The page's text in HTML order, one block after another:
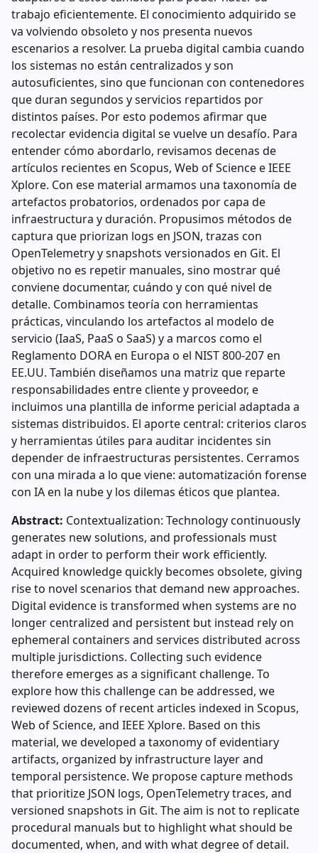
trabajo eficientemente. El conocimiento adquirido se
va volviendo obsoleto y nos presenta nuevos
escenarios a resolver. La prueba digital cambia cuando
los sistemas no están centralizados y son
autosuficientes, sino que funcionan con contenedores
que duran segundos y servicios repartidos por
distintos países. Por esto podemos afirmar que
recolectar evidencia digital se vuelve un desafío. Para
entender cómo abordarlo, revisamos decenas de
artículos recientes en Scopus, Web of Science e IEEE
Xplore. Con ese material armamos una taxonomía de
artefactos probatorios, ordenados por capa de
infraestructura y duración. Propusimos métodos de
captura que priorizan logs en JSON, trazas con
OpenTelemetry y snapshots versionados en Git. El
objetivo no es repetir manuales, sino mostrar qué
conviene documentar, cuándo y con qué nivel de
detalle. Combinamos teoría con herramientas
prácticas, vinculando los artefactos al modelo de
servicio (IaaS, PaaS o SaaS) y a marcos como el
Reglamento DORA en Europa o el NIST 800-207 en
EE.UU. También diseñamos una matriz que reparte
responsabilidades entre cliente y proveedor, e
incluimos una plantilla de informe pericial adaptada a
sistemas distribuidos. El aporte central: criterios claros
y herramientas útiles para auditar incidentes sin
depender de infraestructuras persistentes. Cerramos
con una mirada a lo que viene: automatización forense
con IA en la nube y los dilemas éticos que plantea.
Abstract: Contextualization: Technology continuously
generates new solutions, and professionals must
adapt in order to perform their work efficiently.
Acquired knowledge quickly becomes obsolete, giving
rise to novel scenarios that demand new approaches.
Digital evidence is transformed when systems are no
longer centralized and persistent but instead rely on
ephemeral containers and services distributed across
multiple jurisdictions. Collecting such evidence
therefore emerges as a significant challenge. To
explore how this challenge can be addressed, we
reviewed dozens of recent articles indexed in Scopus,
Web of Science, and IEEE Xplore. Based on this
material, we developed a taxonomy of evidentiary
artifacts, organized by infrastructure layer and
temporal persistence. We propose capture methods
that prioritize JSON logs, OpenTelemetry traces, and
versioned snapshots in Git. The aim is not to replicate
procedural manuals but to highlight what should be
documented, when, and with what degree of detail.